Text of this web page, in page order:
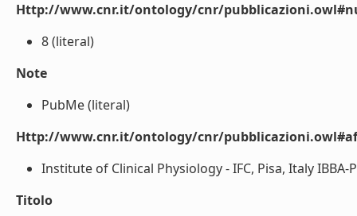
Http://www.cnr.it/ontology/cnr/
8 (literal)
Note
PubMe (literal)
Http://www.cnr.it/ontology/cnr/
Institute of Clinical Physiology - IFC, Pisa, Italy IBBA-
Titolo